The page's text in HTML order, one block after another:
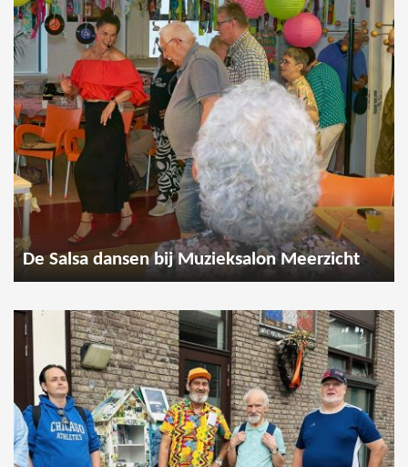
De Salsa dansen bij Muzieksalon Meerzicht